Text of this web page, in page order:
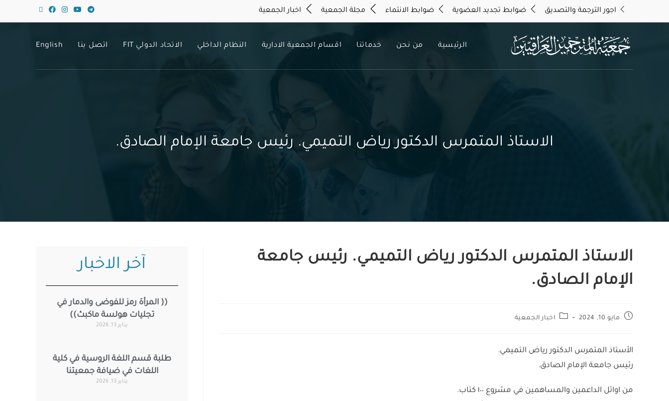
اجور الترجمة والتصديق ضوابط تجديد العضوية ضوابط الانتماء مجلة الجمعية اخبار الجمعية
الرئيسية من نحن خدماتنا اقسام الجمعية الادارية النظام الداخلي الاتحاد الدولي FIT اتصل بنا English
الاستاذ المتمرس الدكتور رياض التميمي. رئيس جامعة الإمام الصادق.
الاستاذ المتمرس الدكتور رياض التميمي. رئيس جامعة
الإمام الصادق.
مايو 10, 2024 اخبار الجمعية
الأستاذ المتمرس الدكتور رياض التميمي.
رئيس جامعة الإمام الصادق.
من اوائل الداعمين والمساهمين في مشروع ١٠٠ كتاب.
آخر الاخبار
(( المرأة رمز للفوضى والدمار في
تجليات هولسة ماكبث))
يناير 13, 2026
طلبة قسم اللغة الروسية في كلية
اللغات في ضيافة جمعيتنا
يناير 13, 2026